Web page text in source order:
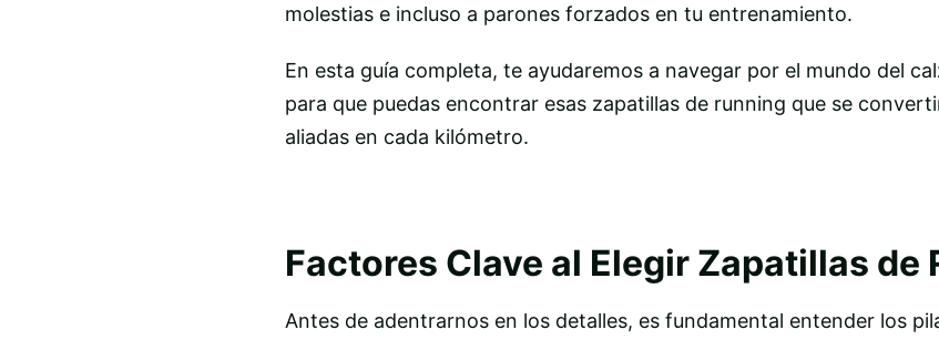
molestias e incluso a parones forzados en tu entrenamiento.
En esta guía completa, te ayudaremos a navegar por el mundo del
para que puedas encontrar esas zapatillas de running que se
aliadas en cada kilómetro.
Factores Clave al Elegir Zapatillas de
Antes de adentrarnos en los detalles, es fundamental entender los